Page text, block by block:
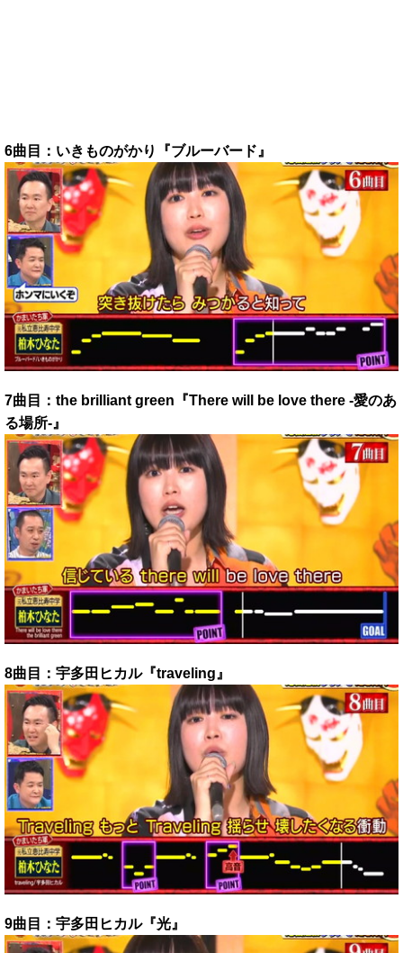
6曲目：いきものがかり『ブルーバード』
7曲目：the brilliant green『There will be love there -愛のあ
る場所-』
8曲目：宇多田ヒカル『traveling』
9曲目：宇多田ヒカル『光』